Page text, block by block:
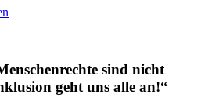
sind nicht
geht uns alle an!“